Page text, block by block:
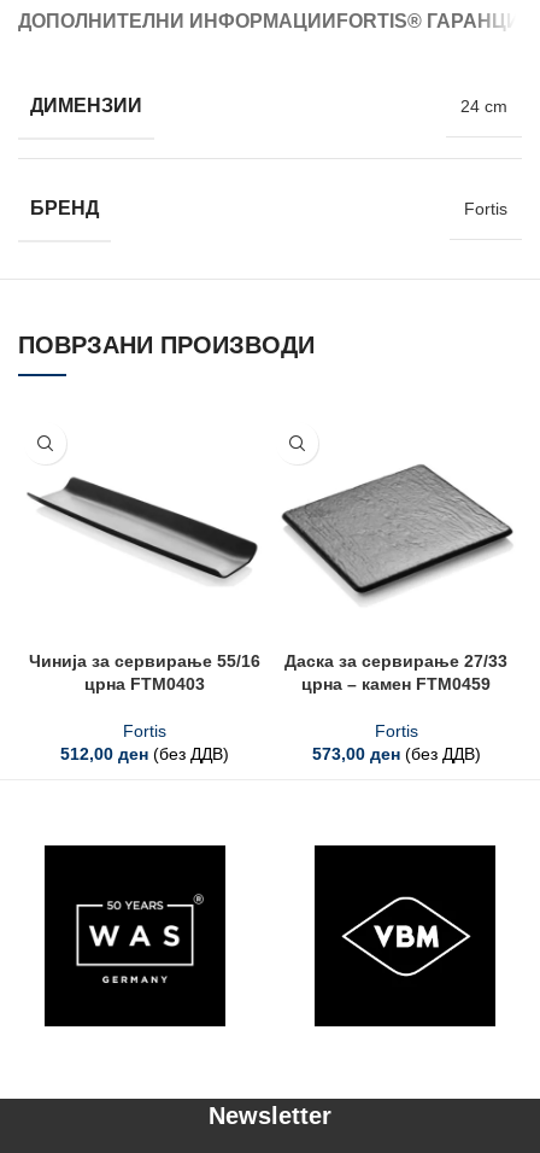
ДОПОЛНИТЕЛНИ ИНФОРМАЦИИ FORTIS®
ДИМЕНЗИИ 24 cm
БРЕНД Fortis
ПОВРЗАНИ ПРОИЗВОДИ
Чинија за сервирање 55/16
црна FTM0403
Fortis
512,00 ден (без ДДВ)
Даска за сервирање 27/33
црна – камен FTM0459
Fortis
573,00 ден (без ДДВ)
Newsletter